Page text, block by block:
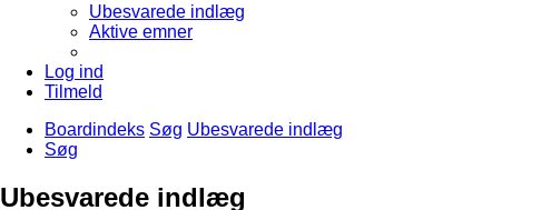
Ubesvarede indlæg
Aktive emner
Log ind
Tilmeld
Boardindeks Søg Ubesvarede indlæg
Søg
Ubesvarede indlæg